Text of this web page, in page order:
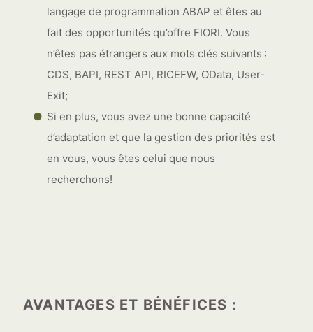
langage de programmation ABAP et êtes au
fait des opportunités qu’offre FIORI. Vous
n’êtes pas étrangers aux mots clés suivants :
CDS, BAPI, REST API, RICEFW, OData, User-
Exit;
Si en plus, vous avez une bonne capacité
d’adaptation et que la gestion des priorités est
en vous, vous êtes celui que nous
recherchons!
AVANTAGES ET BÉNÉFICES :